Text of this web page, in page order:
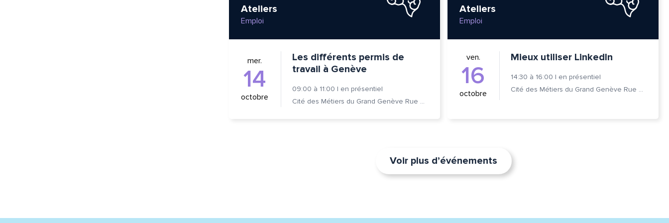
Ateliers
Emploi
mer.
14
octobre
Les différents permis de
travail à Genève
09:00 à 11:00 | en présentiel
Cité des Métiers du Grand Genève Rue Prévost-Martin 6 1205 Genève
Ateliers
Emploi
ven.
16
octobre
Mieux utiliser LinkedIn
14:30 à 16:00 | en présentiel
Cité des Métiers du Grand Genève Rue Prévost-Martin 6 1205 Genève
Voir plus d’événements